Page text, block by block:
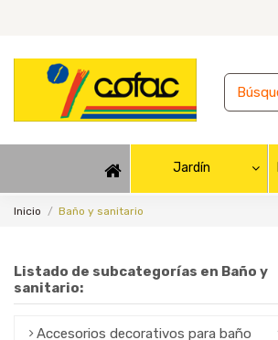
Jardín
Inicio Baño y sanitario
Listado de subcategorías en Baño y
sanitario:
Accesorios decorativos para baño